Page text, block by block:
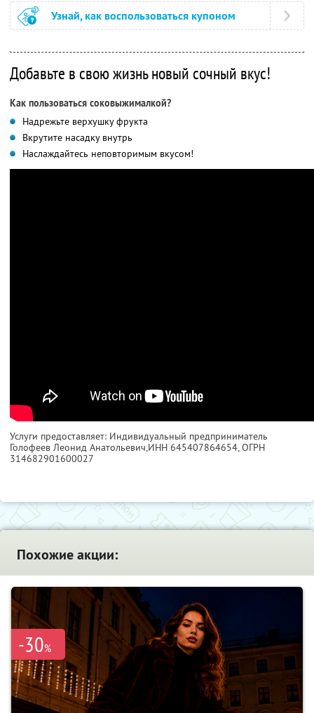
Узнай, как воспользоваться купоном
Добавьте в свою жизнь новый сочный вкус!
Как пользоваться соковыжималкой?
Надрежьте верхушку фрукта
Вкрутите насадку внутрь
Наслаждайтесь неповторимым вкусом!
Услуги предоставляет: Индивидуальный предприниматель
Голофеев Леонид Анатольевич,ИНН 645407864654, ОГРН
314682901600027
Похожие акции:
-30%